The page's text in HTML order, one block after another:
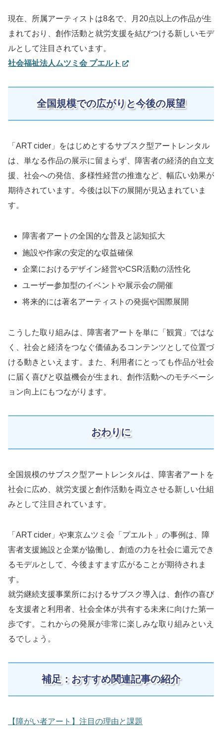
現在、所属アーティストは8名で、月20点以上の作品が生
まれており、創作活動と就労支援を結びつける新しいモデ
ルとして注目されています。
社会福祉法人ムツミ会 プエルト
全国規模での広がりと今後の展望
「ART cider」をはじめとするサブスク型アートレンタル
は、単なる作品の展示に留まらず、障害者の経済的自立支
援、社会への発信、多様性経営の推進など、幅広い効果が
期待されています。今後は以下の展開が見込まれていま
す。
障害者アートの全国的な普及と認知拡大
施設や作家の安定的な収益確保
企業におけるデザイン経営やCSR活動の活性化
ユーザー参加型のイベントや展示会の開催
将来的には著名アーティストの発掘や国際展開
こうした取り組みは、障害者アートを単に「観賞」ではな
く、社会と経済をつなぐ価値あるコンテンツとして位置づ
ける動きといえます。また、利用者にとっても作品が社会
に届く喜びと収益機会が生まれ、創作活動へのモチベーシ
ョン向上にもつながります。
おわりに
全国規模のサブスク型アートレンタルは、障害者アートを
社会に広め、就労支援と創作活動を両立させる新しい仕組
みとして注目されています。
「ART cider」や東京ムツミ会「プエルト」の事例は、障
害者支援施設と企業が協働し、創造の力を社会に還元でき
るモデルとして、今後ますます広がることが期待されま
す。
就労継続支援事業所におけるサブスク導入は、創作の喜び
を支援者と利用者、社会全体が共有する未来に向けた第一
歩です。これからの発展が非常に楽しみな取り組みといえ
るでしょう。
補足：おすすめ関連記事の紹介
【障がい者アート】注目の理由と課題